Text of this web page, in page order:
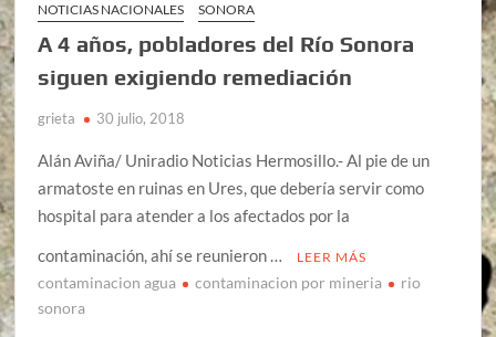
NOTICIAS NACIONALES
SONORA
A 4 años, pobladores del Río Sonora
siguen exigiendo remediación
grieta 30 julio, 2018
Alán Aviña/ Uniradio Noticias Hermosillo.- Al pie de un
armatoste en ruinas en Ures, que debería servir como
hospital para atender a los afectados por la
contaminación, ahí se reunieron …
LEER MÁS
contaminacion agua contaminacion por mineria
rio
sonora